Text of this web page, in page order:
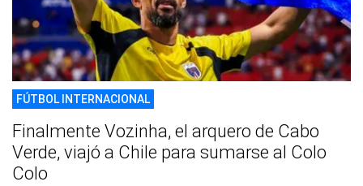
FÚTBOL INTERNACIONAL
Finalmente Vozinha, el arquero de Cabo
Verde, viajó a Chile para sumarse al Colo
Colo